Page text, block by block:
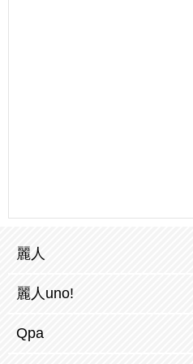
麗人
麗人uno!
Qpa